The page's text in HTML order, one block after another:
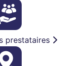
prestataires